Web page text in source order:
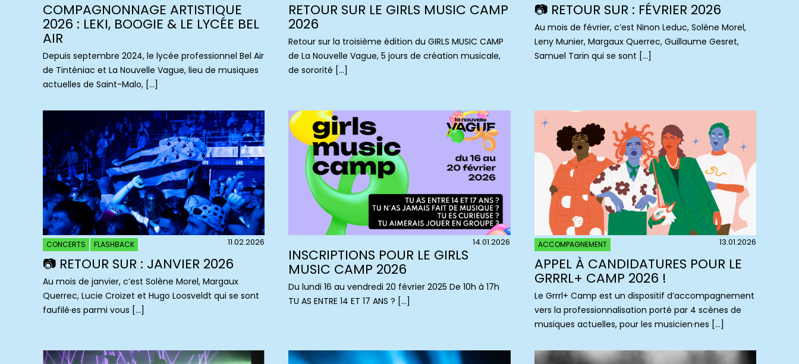
COMPAGNONNAGE ARTISTIQUE
2026 : LEKI, BOOGIE & LE LYCÉE BEL
AIR
Depuis septembre 2024, le lycée professionnel Bel Air
de Tinténiac et La Nouvelle Vague, lieu de musiques
actuelles de Saint-Malo, […]
RETOUR SUR LE GIRLS MUSIC CAMP
2026
Retour sur la troisième édition du GIRLS MUSIC CAMP
de La Nouvelle Vague, 5 jours de création musicale,
de sororité […]
📷 RETOUR SUR : FÉVRIER 2026
Au mois de février, c’est Ninon Leduc, Solène Morel,
Leny Munier, Margaux Querrec, Guillaume Gesret,
Samuel Tarin qui se sont […]
CONCERTS FLASHBACK 11.02.2026
📷 RETOUR SUR : JANVIER 2026
Au mois de janvier, c’est Solène Morel, Margaux
Querrec, Lucie Croizet et Hugo Loosveldt qui se sont
faufilé·es parmi vous […]
14.01.2026
INSCRIPTIONS POUR LE GIRLS
MUSIC CAMP 2026
Du lundi 16 au vendredi 20 février 2025 De 10h à 17h
TU AS ENTRE 14 ET 17 ANS ? […]
ACCOMPAGNEMENT 13.01.2026
APPEL À CANDIDATURES POUR LE
GRRRL+ CAMP 2026 !
Le Grrrl+ Camp est un dispositif d’accompagnement
vers la professionnalisation porté par 4 scènes de
musiques actuelles, pour les musicien·nes […]